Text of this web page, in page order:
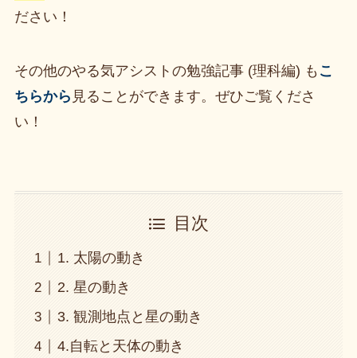
ださい！
その他のやる気アシストの勉強記事 (理科編) も こ
ちらから 見ることができます。ぜひご覧くださ
い！
目次
1. 太陽の動き
2. 星の動き
3. 観測地点と星の動き
4.自転と天体の動き